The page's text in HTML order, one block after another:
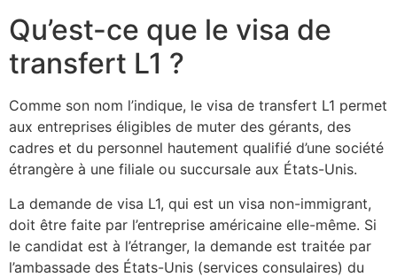
Qu’est-ce que le visa de
transfert L1 ?
Comme son nom l’indique, le visa de transfert L1 permet
aux entreprises éligibles de muter des gérants, des
cadres et du personnel hautement qualifié d’une société
étrangère à une filiale ou succursale aux États-Unis.
La demande de visa L1, qui est un visa non-immigrant,
doit être faite par l’entreprise américaine elle-même. Si
le candidat est à l’étranger, la demande est traitée par
l’ambassade des États-Unis (services consulaires) du